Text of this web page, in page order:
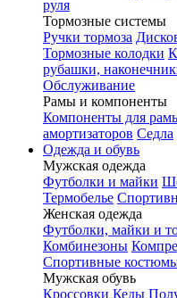
руля
Тормозные системы
Ручки тормоза
Тормозные колодки
рубашки,
Обслуживание
Рамы и компоненты
Компоненты для
амортизаторов Седла
Одежда и обувь
Мужская одежда
Футболки и майки
Термобелье
Женская одежда
Футболки, майки и
Комбинезоны
Спортивные
Мужская обувь
Кроссовки Кеды